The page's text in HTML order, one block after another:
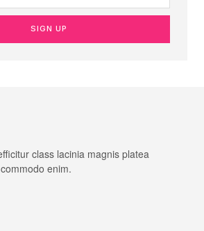
SIGN UP
class lacinia magnis platea
enim.